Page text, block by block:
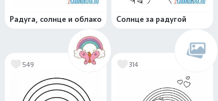
Радуга, солнце и облако Солнце за радугой
549 314